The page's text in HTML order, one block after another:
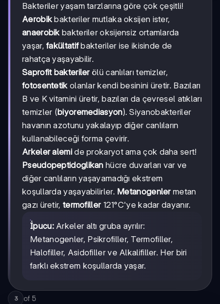
Bakteriler yaşam tarzlarına göre çok çeşitli!
Aerobikbakteriler mutlaka oksijen ister,
anaerobikbakteriler oksijensiz ortamlarda
yaşar,fakültatifbakteriler ise ikisinde de
rahatça yaşayabilir.
Saprofit bakterilerölü canlıları temizler,
fotosentetikolanlar kendi besinini üretir. Bazıları
B ve K vitamini üretir, bazıları da çevresel atıkları
temizler (biyoremediasyon). Siyanobakteriler
havanın azotunu yakalayıp diğer canlıların
kullanabileceği forma çevirir.
Arkeler alemide prokaryot ama çok daha sert!
Pseudopeptidoglikan hücre duvarları var ve
diğer canlıların yaşayamadığı ekstrem
koşullarda yaşayabilirler. Metanogenlermetan
gazı üretir, termofiller121°C'ye kadar dayanır.
İpucu:Arkeler altı gruba ayrılır:
Metanogenler, Psikrofiller, Termofiller,
Halofiller, Asidofiller ve Alkalifiller. Her biri
farklı ekstrem koşullarda yaşar.
3 of 5